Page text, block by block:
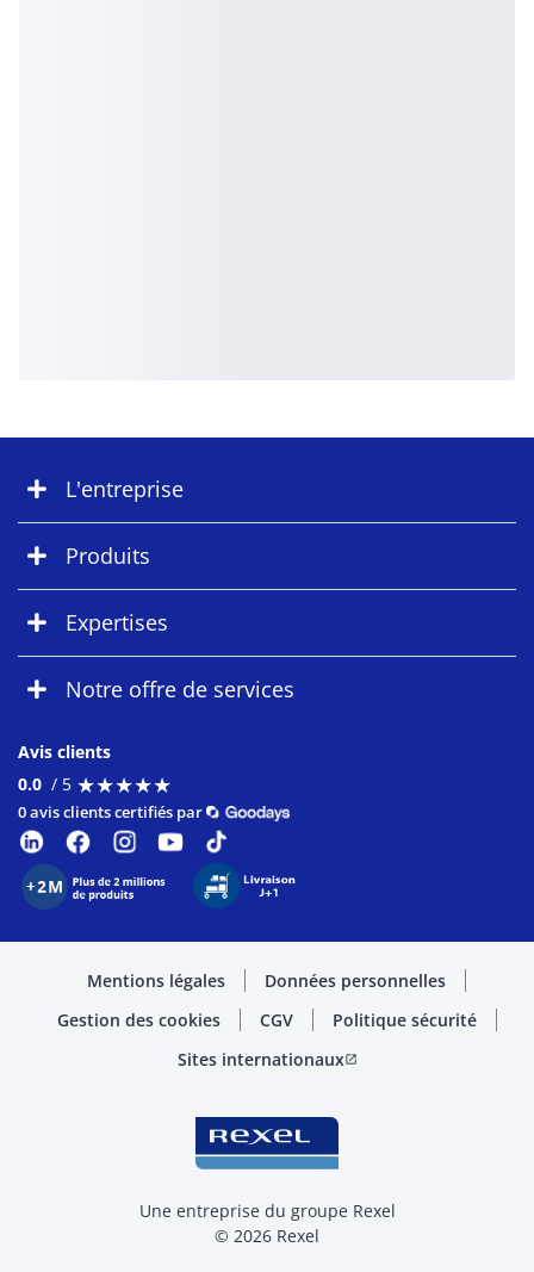
L'entreprise
Produits
Expertises
Notre offre de services
Avis clients
0.0 / 5 ★★★★★
★★★★★
0 avis clients certifiés par
Mentions légales
Données personnelles
Gestion des cookies
CGV
Politique sécurité
Sites internationauxopen_in_new
Une entreprise du groupe Rexel
© 2026 Rexel